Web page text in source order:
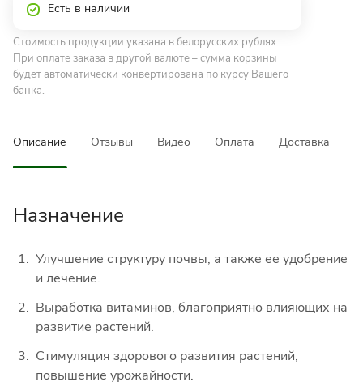
Есть в наличии
Стоимость продукции указана в белорусских рублях.
При оплате заказа в другой валюте – сумма корзины
будет автоматически конвертирована по курсу Вашего
банка.
Описание Отзывы Видео Оплата Доставка
Назначение
Улучшение структуру почвы, а также ее удобрение
и лечение.
Выработка витаминов, благоприятно влияющих на
развитие растений.
Стимуляция здорового развития растений,
повышение урожайности.